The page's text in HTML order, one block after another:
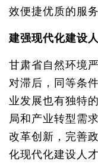
效便捷优质的服务
建强现代化建设
甘肃省自然环境
对滞后，同等条
业发展也有独特
局和产业转型需
改革创新，完善
化现代化建设人才